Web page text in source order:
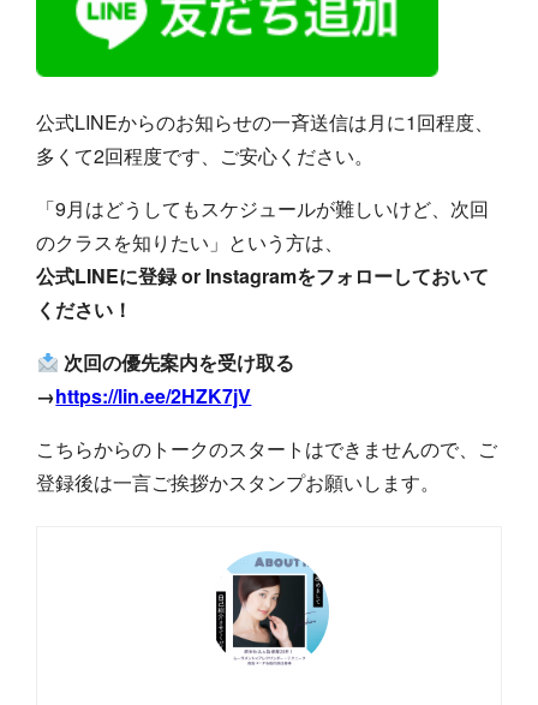
公式LINEからのお知らせの一斉送信は月に1回程度、
多くて2回程度です、ご安心ください。
「9月はどうしてもスケジュールが難しいけど、次回
のクラスを知りたい」という方は、
公式LINEに登録 or Instagramをフォローしておいて
ください！
次回の優先案内を受け取る
→https://lin.ee/2HZK7jV
こちらからのトークのスタートはできませんので、ご
登録後は一言ご挨拶かスタンプお願いします。